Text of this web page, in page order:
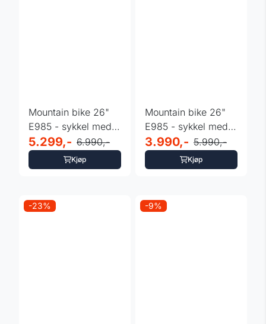
Mountain bike 26"
E985 - sykkel med
24 gir - sort - ...
5.299,- 6.990,-
Kjøp
Mountain bike 26"
E985 - sykkel med
24 gir - hvit
3.990,- 5.990,-
Kjøp
-23% -9%